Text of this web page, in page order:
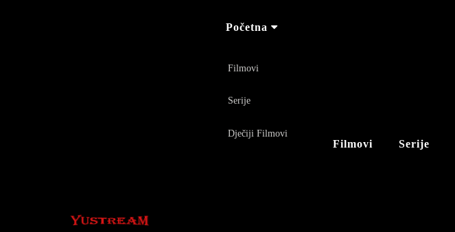
Početna
Filmovi
Serije
Dječiji Filmovi
Filmovi Serije